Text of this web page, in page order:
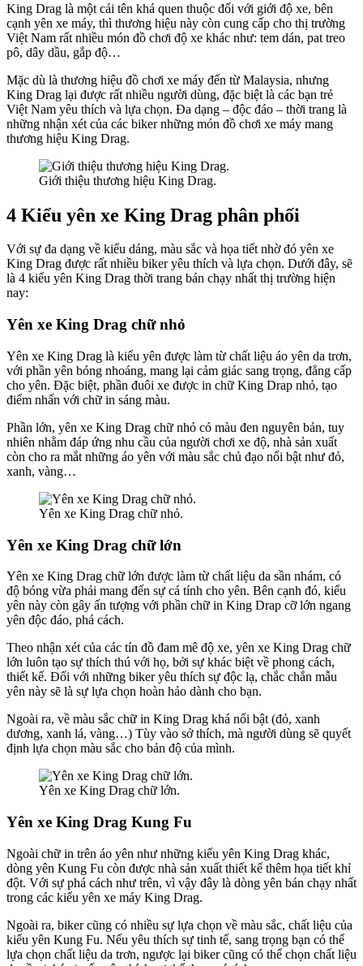
King Drag là một cái tên khá quen thuộc đối với giới độ xe, bên
cạnh yên xe máy, thì thương hiệu này còn cung cấp cho thị trường
Việt Nam rất nhiều món đồ chơi độ xe khác như: tem dán, pat treo
pô, dây dầu, gắp độ…
Mặc dù là thương hiệu đồ chơi xe máy đến từ Malaysia, nhưng
King Drag lại được rất nhiều người dùng, đặc biệt là các bạn trẻ
Việt Nam yêu thích và lựa chọn. Đa dạng – độc đáo – thời trang là
những nhận xét của các biker những món đồ chơi xe máy mang
thương hiệu King Drag.
Giới thiệu thương hiệu King Drag.
4 Kiểu yên xe King Drag phân phối
Với sự đa dạng về kiểu dáng, màu sắc và họa tiết nhờ đó yên xe
King Drag được rất nhiều biker yêu thích và lựa chọn. Dưới đây, sẽ
là 4 kiểu yên King Drag thời trang bán chạy nhất thị trường hiện
nay:
Yên xe King Drag chữ nhỏ
Yên xe King Drag là kiểu yên được làm từ chất liệu áo yên da trơn,
với phần yên bóng nhoáng, mang lại cảm giác sang trọng, đẳng cấp
cho yên. Đặc biệt, phần đuôi xe được in chữ King Drap nhỏ, tạo
điểm nhấn với chữ in sáng màu.
Phần lớn, yên xe King Drag chữ nhỏ có màu đen nguyên bản, tuy
nhiên nhằm đáp ứng nhu cầu của người chơi xe độ, nhà sản xuất
còn cho ra mắt những áo yên với màu sắc chủ đạo nổi bật như đỏ,
xanh, vàng…
Yên xe King Drag chữ nhỏ.
Yên xe King Drag chữ lớn
Yên xe King Drag chữ lớn được làm từ chất liệu da sần nhám, có
độ bóng vừa phải mang đến sự cá tính cho yên. Bên cạnh đó, kiểu
yên này còn gây ấn tượng với phần chữ in King Drap cỡ lớn ngang
yên độc đáo, phá cách.
Theo nhận xét của các tín đồ đam mê độ xe, yên xe King Drag chữ
lớn luôn tạo sự thích thú với họ, bởi sự khác biệt về phong cách,
thiết kế. Đối với những biker yêu thích sự độc lạ, chắc chắn mẫu
yên này sẽ là sự lựa chọn hoàn hảo dành cho bạn.
Ngoài ra, về màu sắc chữ in King Drag khá nổi bật (đỏ, xanh
dương, xanh lá, vàng…) Tùy vào sở thích, mà người dùng sẽ quyết
định lựa chọn màu sắc cho bản độ của mình.
Yên xe King Drag chữ lớn.
Yên xe King Drag Kung Fu
Ngoài chữ in trên áo yên như những kiểu yên King Drag khác,
dòng yên Kung Fu còn được nhà sản xuất thiết kế thêm họa tiết khỉ
đột. Với sự phá cách như trên, vì vậy đây là dòng yên bán chạy nhất
trong các kiểu yên xe máy King Drag.
Ngoài ra, biker cũng có nhiều sự lựa chọn về màu sắc, chất liệu của
kiểu yên Kung Fu. Nếu yêu thích sự tinh tế, sang trọng bạn có thể
lựa chọn chất liệu da trơn, ngược lại biker cũng có thể chọn chất liệu